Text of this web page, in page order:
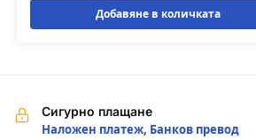
Добавяне в количката
Сигурно плащане
Наложен платеж, Банков превод